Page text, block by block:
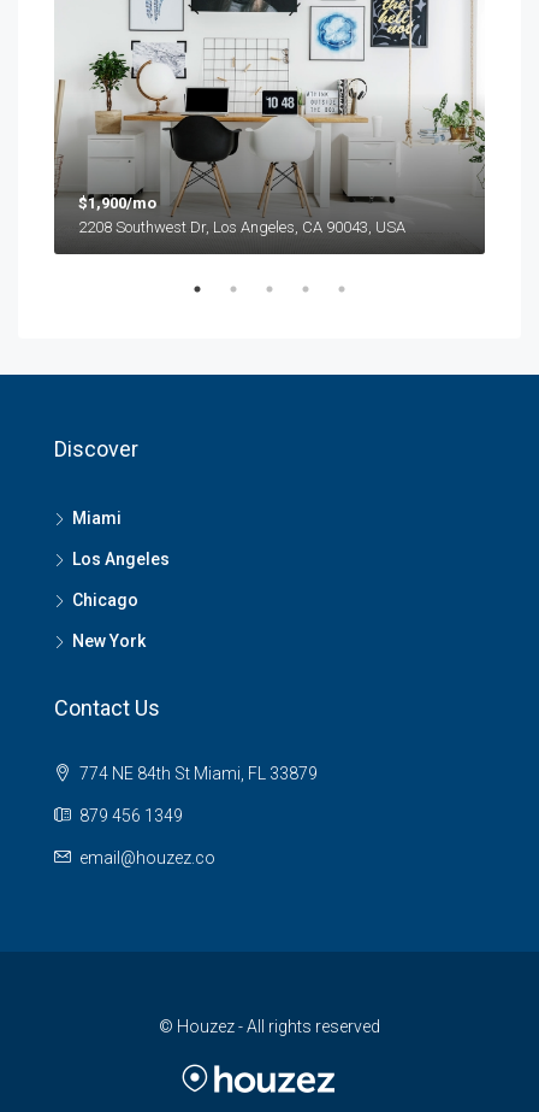
$1,900/mo
2208 Southwest Dr, Los Angeles, CA 90043, USA
Discover
Miami
Los Angeles
Chicago
New York
Contact Us
774 NE 84th St Miami, FL 33879
879 456 1349
email@houzez.co
© Houzez - All rights reserved